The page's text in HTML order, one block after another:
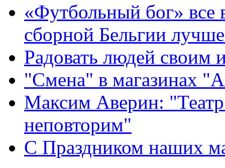
«Футбольный бог» все
сборной Бельгии
Радовать людей своим
"Смена" в магазинах
Максим Аверин:
неповторим"
С Праздником наших